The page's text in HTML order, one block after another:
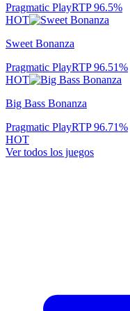
Pragmatic PlayRTP96.5%
HOT
Sweet Bonanza
Pragmatic PlayRTP96.51%
HOT
Big Bass Bonanza
Pragmatic PlayRTP96.71%
HOT
Ver todos los juegos